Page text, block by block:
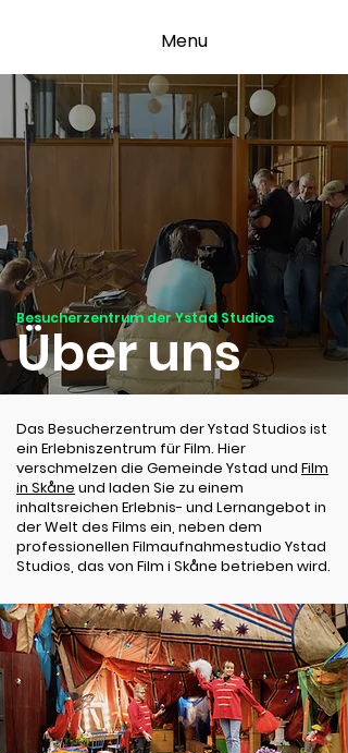
Menu
Besucherzentrum der Ystad Studios
Über uns
Das Besucherzentrum der Ystad Studios ist
ein Erlebniszentrum für Film. Hier
verschmelzen die Gemeinde Ystad und Film
in Skåne und laden Sie zu einem
inhaltsreichen Erlebnis- und Lernangebot in
der Welt des Films ein, neben dem
professionellen Filmaufnahmestudio Ystad
Studios, das von Film i Skåne betrieben wird.